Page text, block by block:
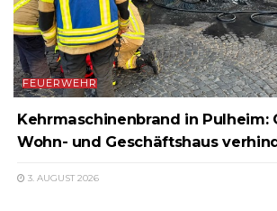
FEUERWEHR
Kehrmaschinenbrand in Pulheim:
Wohn- und Geschäftshaus
3. AUGUST 2026